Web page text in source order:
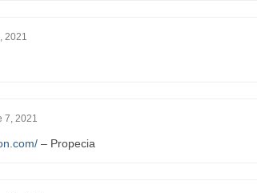
2021
7, 2021
– Propecia